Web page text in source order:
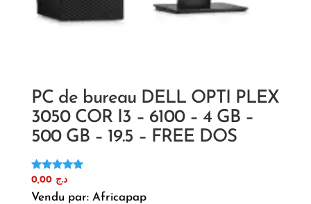
PC de bureau DELL OPTI PLEX
3050 COR I3 – 6100 – 4 GB –
500 GB – 19.5 – FREE DOS
Note
sur 5
د.ج 0,00
Vendu par: Africapap